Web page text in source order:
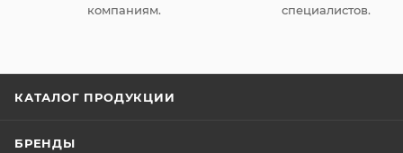
компаниям.
специалистов.
КАТАЛОГ ПРОДУКЦИИ
БРЕНДЫ